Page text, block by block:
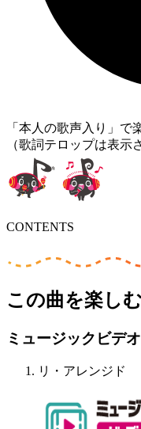
「本人の歌声入り」で
（歌詞テロップは表示
CONTENTS
この曲を楽しむ
ミュージックビデ
リ・アレンジド